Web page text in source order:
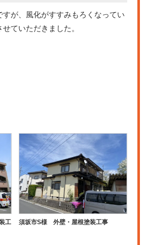
が、風化がすすみもろくなってい
ていただきました。
工 須坂市S様 外壁・屋根塗装工事